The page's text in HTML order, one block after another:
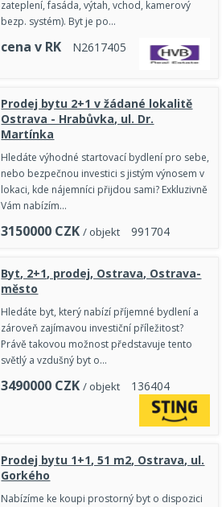
zateplení, fasáda, výtah, vchod, kamerový
bezp. systém). Byt je po…
cena v RK N261 7405
Prodej bytu 2+1 v žádané lokalitě
Ostrava - Hrabůvka, ul. Dr.
Martínka
Hledáte výhodné startovací bydlení pro sebe,
nebo bezpečnou investici s jistým výnosem v
lokaci, kde nájemníci přijdou sami? Exkluzivně
Vám nabízím…
3150000 CZK / objekt 991 704
Byt, 2+1, prodej, Ostrava, Ostrava-
město
Hledáte byt, který nabízí příjemné bydlení a
zároveň zajímavou investiční příležitost?
Právě takovou možnost představuje tento
světlý a vzdušný byt o…
3490000 CZK / objekt 1 36404
Prodej bytu 1+1, 51 m2, Ostrava, ul.
Gorkého
Nabízíme ke koupi prostorný byt o dispozici